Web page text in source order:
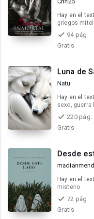
Hay en el
griegos
94 pág.
Gratis
Luna de
Natu
Hay en el
sexo, guerra
220 pág.
Gratis
Desde
Hay en el
misterio
72 pág.
Gratis